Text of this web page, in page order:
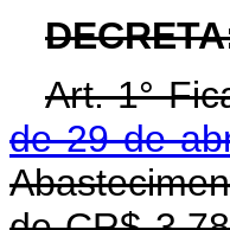
Art. 1°
de 29 de